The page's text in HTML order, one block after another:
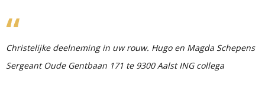
Christelijke deelneming in uw rouw. Hugo en Magda Schepens
Sergeant Oude Gentbaan 171 te 9300 Aalst ING collega